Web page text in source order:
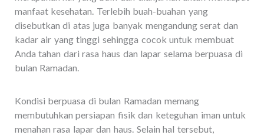
manfaat kesehatan. Terlebih buah-buahan yang
disebutkan di atas juga banyak mengandung serat dan
kadar air yang tinggi sehingga cocok untuk membuat
Anda tahan dari rasa haus dan lapar selama berpuasa di
bulan Ramadan.
Kondisi berpuasa di bulan Ramadan memang
membutuhkan persiapan fisik dan keteguhan iman untuk
menahan rasa lapar dan haus. Selain hal tersebut,